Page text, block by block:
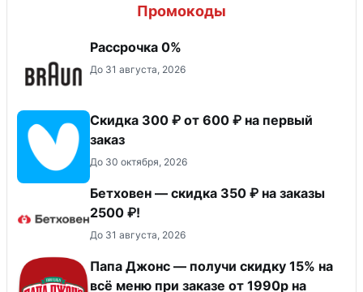
Промокоды
Рассрочка 0%
До 31 августа, 2026
Скидка 300 ₽ от 600 ₽ на первый
заказ
До 30 октября, 2026
Бетховен — скидка 350 ₽ на заказы
2500 ₽!
До 31 августа, 2026
Папа Джонс — получи скидку 15% на
всё меню при заказе от 1990р на